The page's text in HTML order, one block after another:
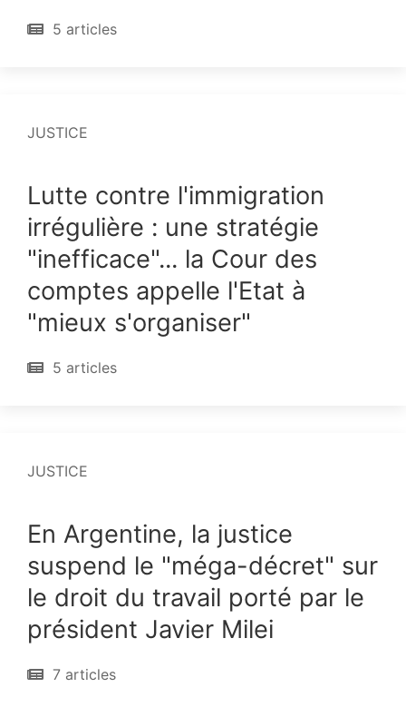
5 articles
JUSTICE
Lutte contre l'immigration
irrégulière : une stratégie
"inefficace"... la Cour des
comptes appelle l'Etat à
"mieux s'organiser"
5 articles
JUSTICE
En Argentine, la justice
suspend le "méga-décret" sur
le droit du travail porté par le
président Javier Milei
7 articles